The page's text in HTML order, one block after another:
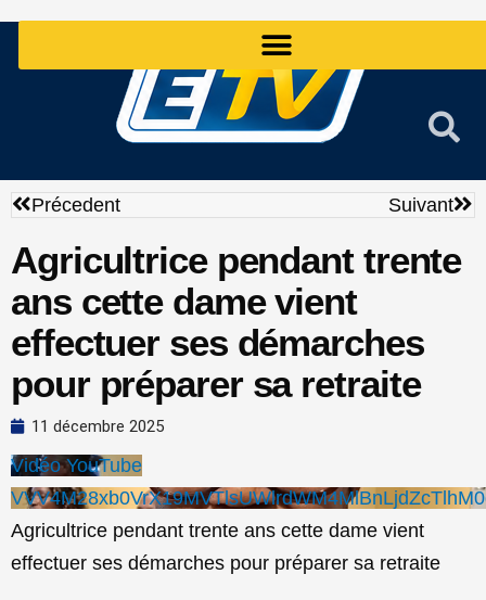
Précédent
Précedent Suivant
Agricultrice pendant trente
ans cette dame vient
effectuer ses démarches
pour préparer sa retraite
11 décembre 2025
Vidéo YouTube
Agricultrice pendant trente ans cette dame vient
effectuer ses démarches pour préparer sa retraite